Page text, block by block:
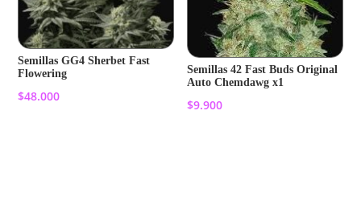
Semillas GG4 Sherbet Fast
Flowering
$48.000
Semillas 42 Fast Buds Original
Auto Chemdawg x1
$9.900